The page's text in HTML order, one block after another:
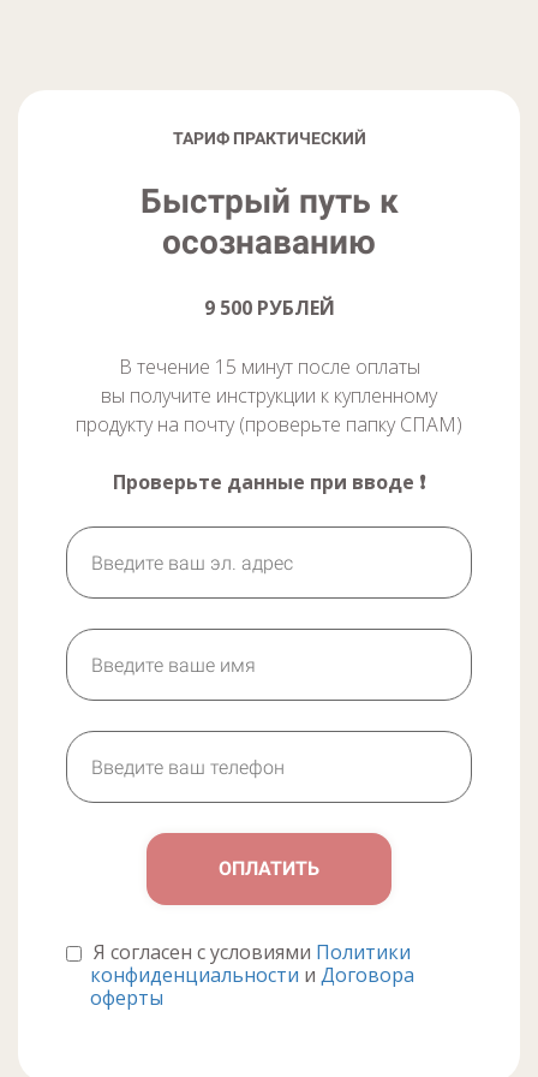
ТАРИФ ПРАКТИЧЕСКИЙ
Быстрый путь к
осознаванию
9 500 РУБЛЕЙ
В течение 15 минут после оплаты
вы получите инструкции к купленному
продукту на почту (проверьте папку СПАМ)
Проверьте данные при вводе ❗
ОПЛАТИТЬ
Я согласен с условиями Политики
конфиденциальности и Договора
оферты